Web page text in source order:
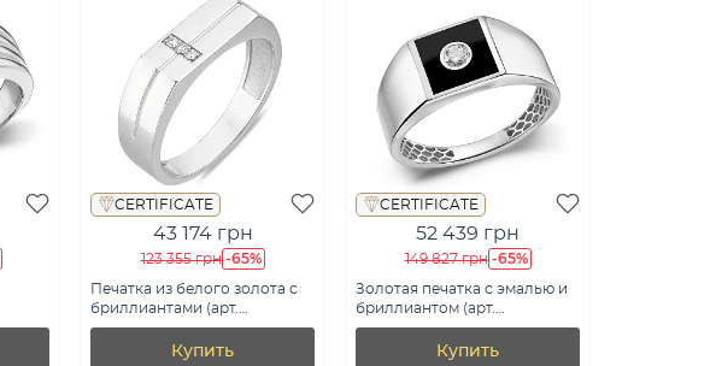
CERTIFICATE
43 174 грн
123 355 грн -65%
Печатка из белого золота с
бриллиантами (арт.
К170086005б)
Купить
CERTIFICATE
52 439 грн
149 827 грн -65%
Золотая печатка с эмалью и
бриллиантом (арт.
К170089010беч)
Купить